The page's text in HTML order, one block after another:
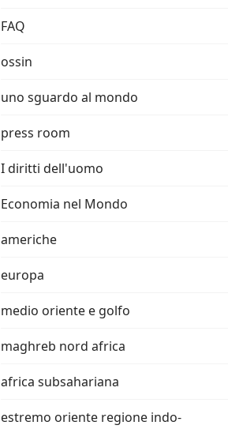
FAQ
ossin
uno sguardo al mondo
press room
I diritti dell'uomo
Economia nel Mondo
americhe
europa
medio oriente e golfo
maghreb nord africa
africa subsahariana
estremo oriente regione indo-